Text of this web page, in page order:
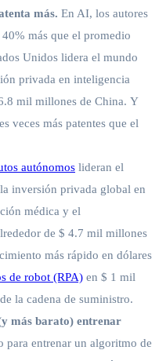
más. En AI, los autores
más que el promedio
Unidos lidera el mundo
privada en inteligencia
mil millones de China. Y
veces más patentes que el
autónomos lideran el
inversión privada global en
médica y el
de $ 4.7 mil millones
más rápido en dólares
de robot (RPA) en $ 1 mil
la cadena de suministro.
más barato) entrenar
para entrenar un algoritmo de